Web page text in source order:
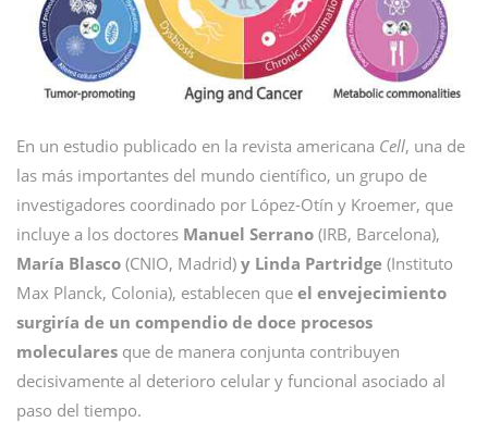
En un estudio publicado en la revista americana Cell, una de
las más importantes del mundo científico, un grupo de
investigadores coordinado por López-Otín y Kroemer, que
incluye a los doctores Manuel Serrano (IRB, Barcelona),
María Blasco (CNIO, Madrid) y Linda Partridge (Instituto
Max Planck, Colonia), establecen que el envejecimiento
surgiría de un compendio de doce procesos
moleculares que de manera conjunta contribuyen
decisivamente al deterioro celular y funcional asociado al
paso del tiempo.